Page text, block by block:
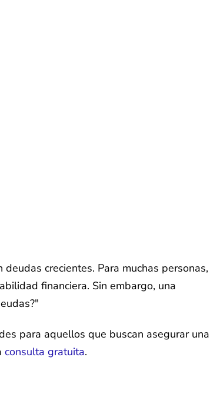
crecientes. Para muchas personas,
financiera. Sin embargo, una
para aquellos que buscan asegurar una
consulta gratuita.